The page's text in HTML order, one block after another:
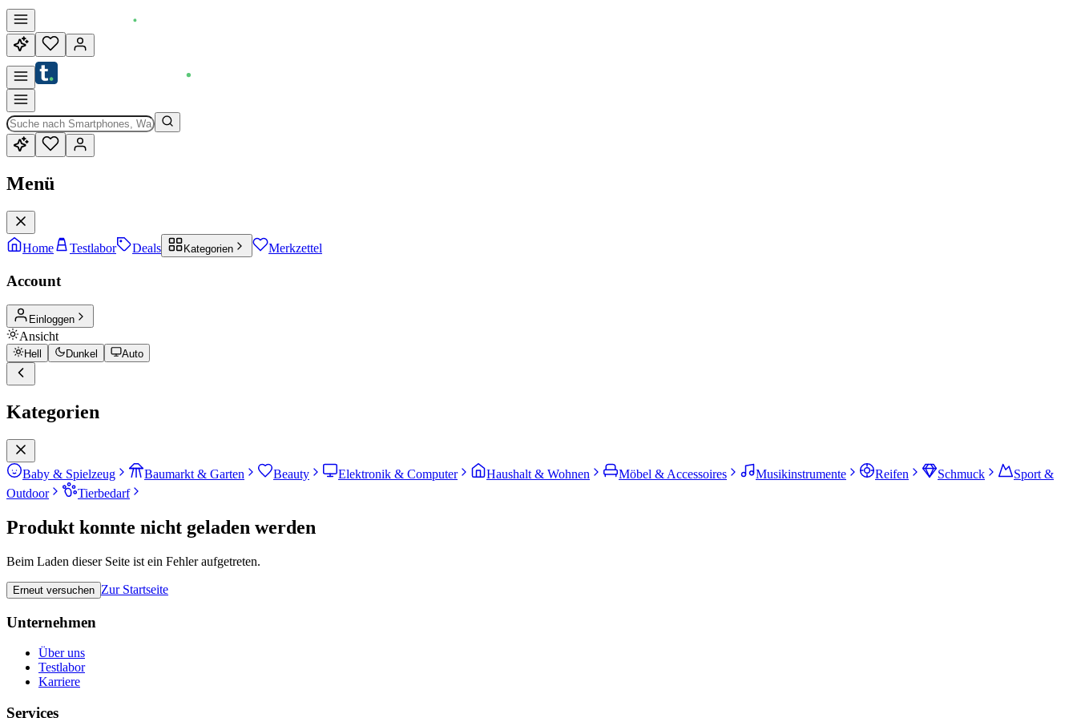
Menü
Home Testlabor Deals Kategorien Merkzettel
Account
Einloggen
Ansicht
Hell Dunkel Auto
Kategorien
Baby & Spielzeug Baumarkt & Garten Beauty Elektronik & Computer Haushalt & Wohnen Möbel & Accessoires Musikinstrumente Reifen Schmuck
Sport &
Outdoor
Tierbedarf
Produkt konnte nicht geladen werden
Beim Laden dieser Seite ist ein Fehler aufgetreten.
Erneut versuchen Zur Startseite
Unternehmen
Über uns
Testlabor
Karriere
Services